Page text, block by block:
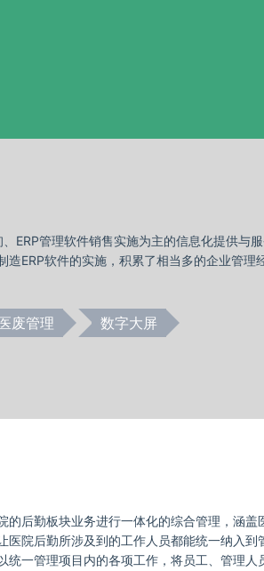
管理软件销售实施为主的信息化提供与
产制造ERP软件的实施，积累了相当
废管理 数字大屏
后勤板块业务进行一体化的综合管理，涵
院后勤所涉及到的工作人员都能统一纳入
一管理项目内的各项工作，将员工、管理